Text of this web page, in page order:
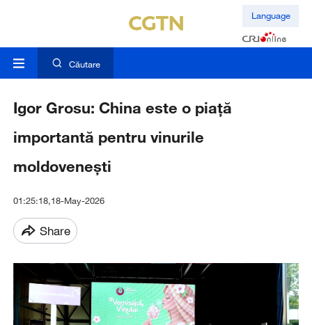
Language
Căutare
Igor Grosu: China este o piață
importantă pentru vinurile
moldovenești
01:25:18,18-May-2026
Share